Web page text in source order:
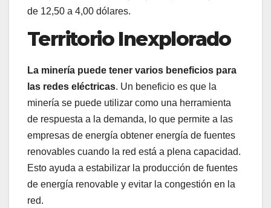
de 12,50 a 4,00 dólares.
Territorio Inexplorado
La minería puede tener varios beneficios para
las redes eléctricas. Un beneficio es que la
minería se puede utilizar como una herramienta
de respuesta a la demanda, lo que permite a las
empresas de energía obtener energía de fuentes
renovables cuando la red está a plena capacidad.
Esto ayuda a estabilizar la producción de fuentes
de energía renovable y evitar la congestión en la
red.